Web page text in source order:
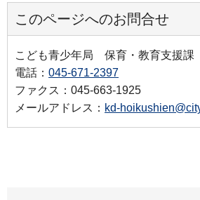
このページへのお問合せ
こども青少年局 保育・教育支援課
電話： 045-671-2397
ファクス：045-663-1925
メールアドレス： kd-